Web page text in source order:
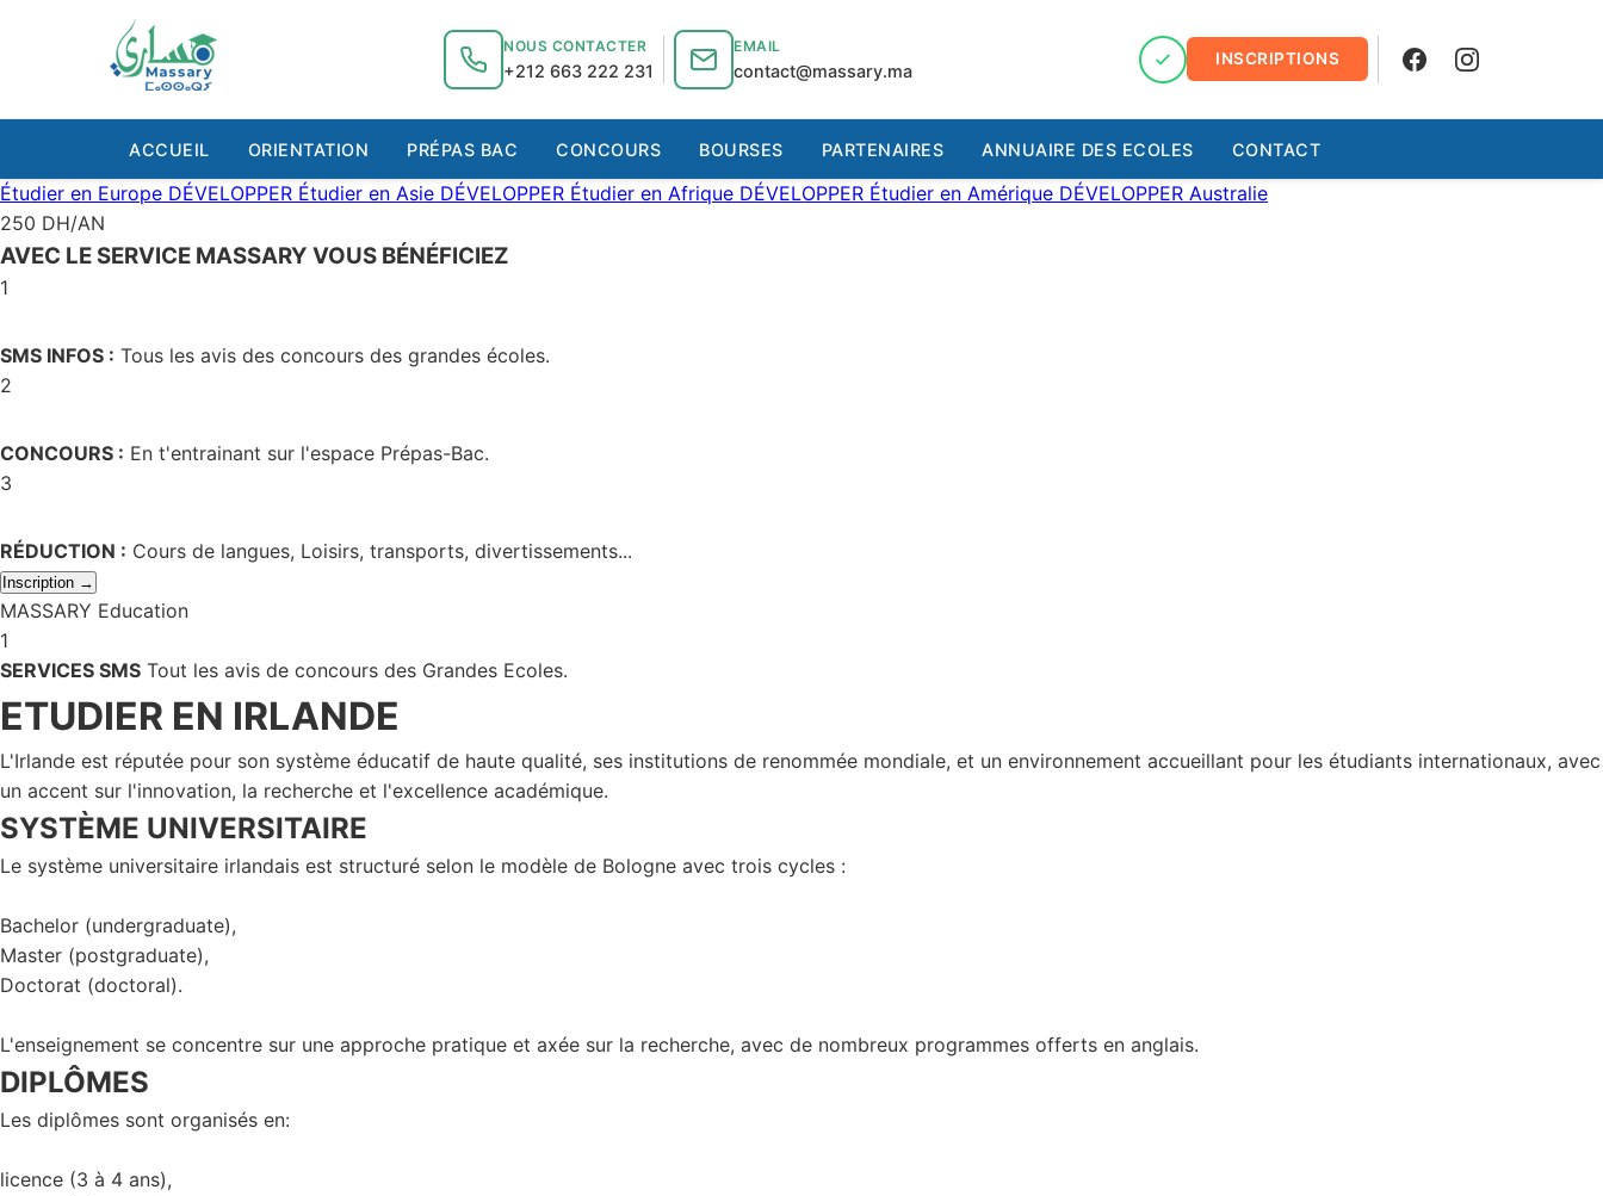
NOUS CONTACTER
+212 663 222 231
EMAIL
contact@massary.ma
INSCRIPTIONS
FacebookInstagram
ACCUEIL ORIENTATION PRÉPAS BAC CONCOURS BOURSES PARTENAIRES ANNUAIRE DES ECOLES CONTACT
Étudier en Europe DÉVELOPPER Étudier en Asie DÉVELOPPER Étudier en Afrique DÉVELOPPER Étudier en Amérique DÉVELOPPER Australie
250 DH/AN
AVEC LE SERVICE MASSARY VOUS BÉNÉFICIEZ
1
SMS INFOS : Tous les avis des concours des grandes écoles.
2
CONCOURS : En t'entrainant sur l'espace Prépas-Bac.
3
RÉDUCTION : Cours de langues, Loisirs, transports, divertissements...
Inscription →
MASSARY Education
1
SERVICES SMS Tout les avis de concours des Grandes Ecoles.
ETUDIER EN IRLANDE
L'Irlande est réputée pour son système éducatif de haute qualité, ses institutions de renommée mondiale, et un environnement accueillant pour les étudiants internationaux, avec
un accent sur l'innovation, la recherche et l'excellence académique.
SYSTÈME UNIVERSITAIRE
Le système universitaire irlandais est structuré selon le modèle de Bologne avec trois cycles :
Bachelor (undergraduate),
Master (postgraduate),
Doctorat (doctoral).
L'enseignement se concentre sur une approche pratique et axée sur la recherche, avec de nombreux programmes offerts en anglais.
DIPLÔMES
Les diplômes sont organisés en:
licence (3 à 4 ans),